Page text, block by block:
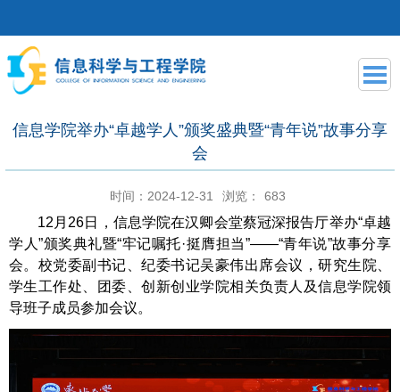
信息学院举办“卓越学人”颁奖盛典暨“青年说”故事分享
会
时间：2024-12-31 浏览： 683
12月26日，信息学院在汉卿会堂蔡冠深报告厅举办“卓越
学人”颁奖典礼暨“牢记嘱托·挺膺担当”——“青年说”故事分享
会。校党委副书记、纪委书记吴豪伟出席会议，研究生院、
学生工作处、团委、创新创业学院相关负责人及信息学院领
导班子成员参加会议。